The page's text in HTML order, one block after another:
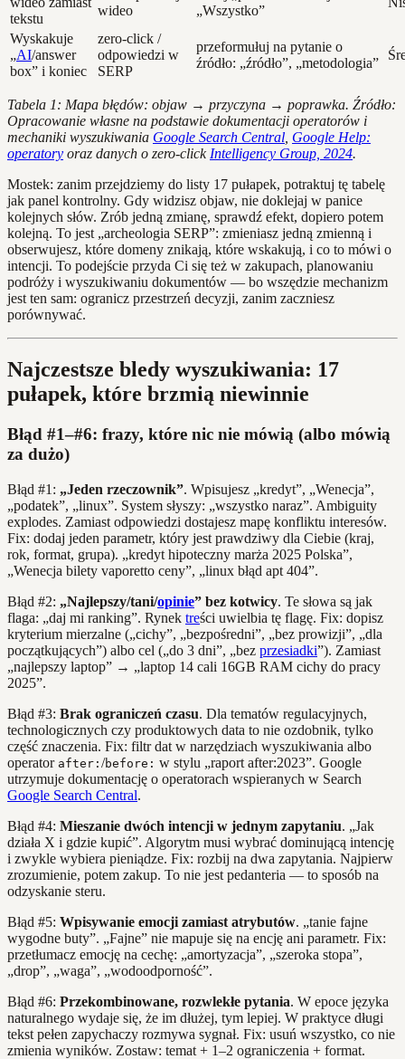
tekstu
wideo
„Wszystko”
Wyskakuje
„AI/answer
box” i koniec
zero-click /
odpowiedzi w
SERP
przeformułuj na pytanie o
źródło: „źródło”, „metodologia”
Tabela 1: Mapa błędów: objaw → przyczyna → poprawka. Źródło:
Opracowanie własne na podstawie dokumentacji operatorów i
mechaniki wyszukiwania Google Search Central Google Help:
operatory oraz danych o zero-click Intelligency Group, 2024.
Mostek: zanim przejdziemy do listy 17 pułapek, potraktuj tę tabelę
jak panel kontrolny. Gdy widzisz objaw, nie doklejaj w panice
kolejnych słów. Zrób jedną zmianę, sprawdź efekt, dopiero potem
kolejną. To jest „archeologia SERP”: zmieniasz jedną zmienną i
obserwujesz, które domeny znikają, które wskakują, i co to mówi o
intencji. To podejście przyda Ci się też w zakupach, planowaniu
podróży i wyszukiwaniu dokumentów — bo wszędzie mechanizm
jest ten sam: ogranicz przestrzeń decyzji, zanim zaczniesz
porównywać.
Najczestsze bledy wyszukiwania: 17
pułapek, które brzmią niewinnie
Błąd #1–#6: frazy, które nic nie mówią (albo mówią
za dużo)
Błąd #1: „Jeden rzeczownik”. Wpisujesz „kredyt”, „Wenecja”,
„podatek”, „linux”. System słyszy: „wszystko naraz”. Ambiguity
explodes. Zamiast odpowiedzi dostajesz mapę konfliktu interesów.
Fix: dodaj jeden parametr, który jest prawdziwy dla Ciebie (kraj,
rok, format, grupa). „kredyt hipoteczny marża 2025 Polska”,
„Wenecja bilety vaporetto ceny”, „linux błąd apt 404”.
Błąd #2: „Najlepszy/tani/opinie” bez kotwicy. Te słowa są jak
flaga: „daj mi ranking”. Rynek treści uwielbia tę flagę. Fix: dopisz
kryterium mierzalne („cichy”, „bezpośredni”, „bez prowizji”, „dla
początkujących”) albo cel („do 3 dni”, „bez przesiadki”). Zamiast
„najlepszy laptop” → „laptop 14 cali 16GB RAM cichy do pracy
2025”.
Błąd #3: Brak ograniczeń czasu. Dla tematów regulacyjnych,
technologicznych czy produktowych data to nie ozdobnik, tylko
część znaczenia. Fix: filtr dat w narzędziach wyszukiwania albo
operator after: /before: w stylu „raport after:2023”. Google
utrzymuje dokumentację o operatorach wspieranych w Search
Google Search Central.
Błąd #4: Mieszanie dwóch intencji w jednym zapytaniu. „Jak
działa X i gdzie kupić”. Algorytm musi wybrać dominującą intencję
i zwykle wybiera pieniądze. Fix: rozbij na dwa zapytania. Najpierw
zrozumienie, potem zakup. To nie jest pedanteria — to sposób na
odzyskanie steru.
Błąd #5: Wpisywanie emocji zamiast atrybutów. „tanie fajne
wygodne buty”. „Fajne” nie mapuje się na encję ani parametr. Fix:
przetłumacz emocję na cechę: „amortyzacja”, „szeroka stopa”,
„drop”, „waga”, „wodoodporność”.
Błąd #6: Przekombinowane, rozwlekłe pytania. W epoce języka
naturalnego wydaje się, że im dłużej, tym lepiej. W praktyce długi
tekst pełen zapychaczy rozmywa sygnał. Fix: usuń wszystko, co nie
zmienia wyników. Zostaw: temat + 1–2 ograniczenia + format.